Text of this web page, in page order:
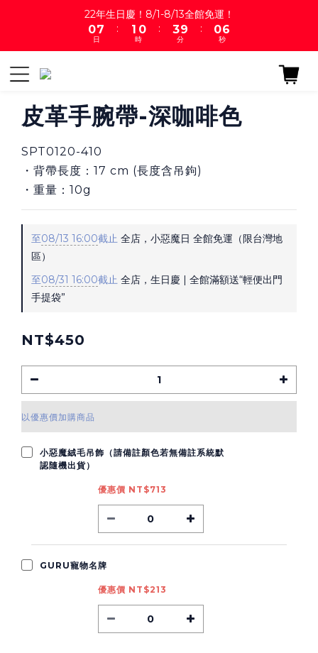
22年生日慶！8/1-8/13全館免運！
1
0
8
7
6
2
1
日
:
2
1
0
1
0
時
:
4
3
2
9
8
4
3
0
分
:
1
0
6
5
4
0
秒
皮革手腕帶-深咖啡色
SPT0120-410
・背帶長度：17 cm (長度含吊鉤)
・重量：10g
至08/13 16:00截止 全店，小惡魔日 全館免運（限台灣地
區）
至08/31 16:00截止 全店，生日慶 | 全館滿額送“輕便出門
手提袋”
NT$450
以優惠價加購商品
小惡魔絨毛吊飾（請備註顏色若無備註系統默
認隨機出貨）
優惠價 NT$713
GURU寵物名牌
優惠價 NT$213